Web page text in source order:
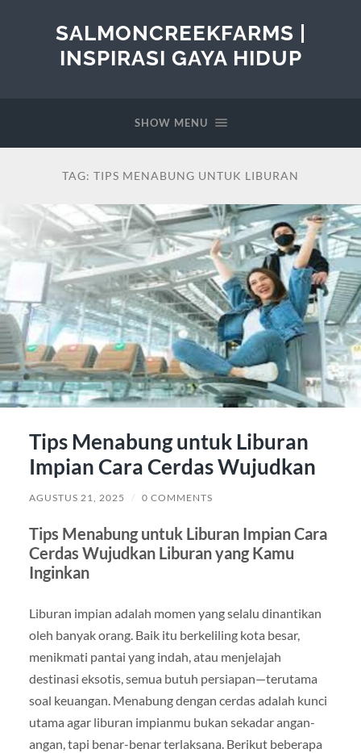
SALMONCREEKFARMS |
INSPIRASI GAYA HIDUP
SHOW MENU
TAG: TIPS MENABUNG UNTUK LIBURAN
Tips Menabung untuk Liburan
Impian Cara Cerdas Wujudkan
AGUSTUS 21, 2025 / 0 COMMENTS
Tips Menabung untuk Liburan Impian Cara
Cerdas Wujudkan Liburan yang Kamu
Inginkan
Liburan impian adalah momen yang selalu dinantikan
oleh banyak orang. Baik itu berkeliling kota besar,
menikmati pantai yang indah, atau menjelajah
destinasi eksotis, semua butuh persiapan—terutama
soal keuangan. Menabung dengan cerdas adalah kunci
utama agar liburan impianmu bukan sekadar angan-
angan, tapi benar-benar terlaksana. Berikut beberapa